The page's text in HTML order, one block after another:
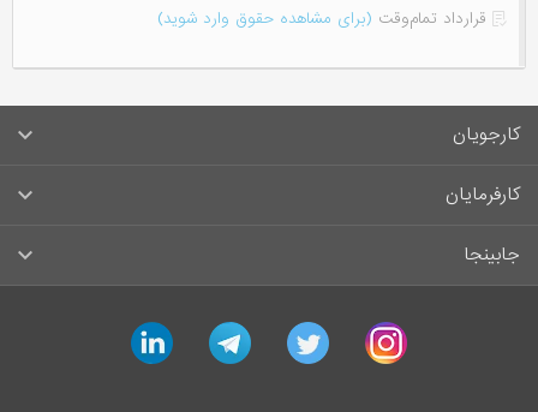
قرارداد تمام‌وقت (برای مشاهده حقوق وارد شوید)
کارجویان
سوالات متداول کارجویان
لیست مشاغل
آگهی‌های استخدام
کارفرمایان
راهنمای ثبت آگهی استخدام
قوانین و مقررات کارفرمایان
جابینجا
جابینجا در رسانه‌ها
instagram
twitter
telegram
linkedin